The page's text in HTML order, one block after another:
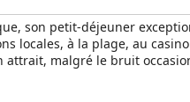
son petit-déjeuner
locales, à la plage, au
attrait, malgré le bruit